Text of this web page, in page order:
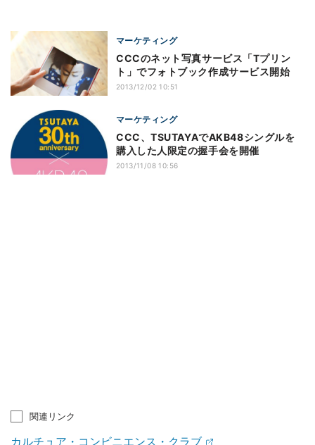
マーケティング
CCCのネット写真サービス「Tプリン
ト」でフォトブック作成サービス開始
2013/12/02 10:51
マーケティング
CCC、TSUTAYAでAKB48シングルを
購入した人限定の握手会を開催
2013/11/08 10:56
関連リンク
カルチュア・コンビニエンス・クラブ